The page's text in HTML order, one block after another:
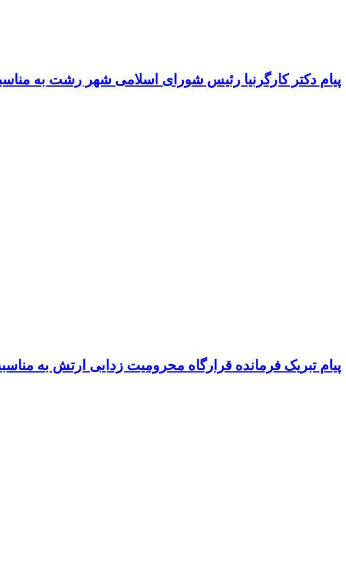
پیام دکتر کارگرنیا رئیس شورای اسلامی شهر رشت به
پیام تبریک فرمانده قرارگاه محرومیت‌ زدایی ارتش به